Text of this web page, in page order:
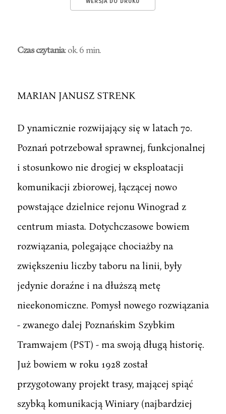
Czas czytania: ok. 6 min.
MARIAN JANUSZ STRENK
D ynamicznie rozwijający się w latach 70.
Poznań potrzebował sprawnej, funkcjonalnej
i stosunkowo nie drogiej w eksploatacji
komunikacji zbiorowej, łączącej nowo
powstające dzielnice rejonu Winograd z
centrum miasta. Dotychczasowe bowiem
rozwiązania, polegające chociażby na
zwiększeniu liczby taboru na linii, były
jedynie doraźne i na dłuższą metę
nieekonomiczne. Pomysł nowego rozwiązania
- zwanego dalej Poznańskim Szybkim
Tramwajem (PST) - ma swoją długą historię.
Już bowiem w roku 1928 został
przygotowany projekt trasy, mającej spiąć
szybką komunikacją Winiary (najbardziej